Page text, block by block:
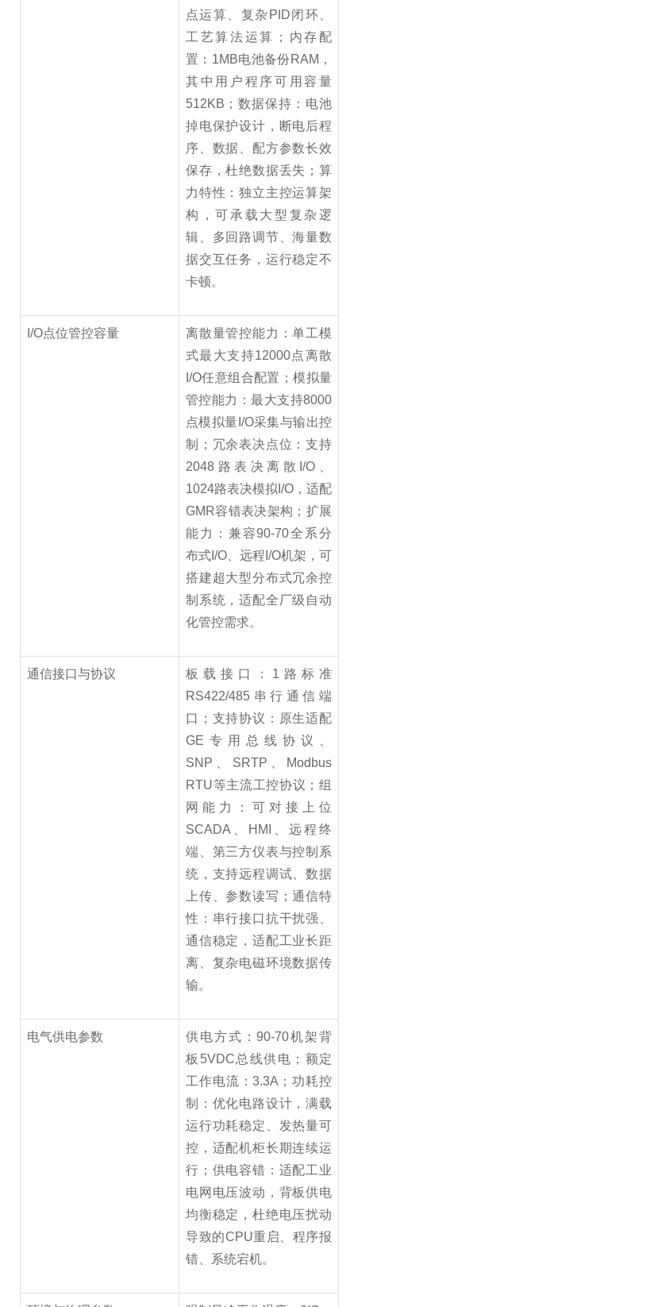
点运算、复杂PID闭环、
工艺算法运算；内存配
置：1MB电池备份RAM，
其中用户程序可用容量
512KB；数据保持：电池
掉电保护设计，断电后程
序、数据、配方参数长效
保存，杜绝数据丢失；算
力特性：独立主控运算架
构，可承载大型复杂逻
辑、多回路调节、海量数
据交互任务，运行稳定不
卡顿。
I/O点位管控容量
离散量管控能力：单工模
式最大支持12000点离散
I/O任意组合配置；模拟量
管控能力：最大支持8000
点模拟量I/O采集与输出控
制；冗余表决点位：支持
2048路表决离散I/O、
1024路表决模拟I/O，适配
GMR容错表决架构；扩展
能力：兼容90-70全系分
布式I/O、远程I/O机架，可
搭建超大型分布式冗余控
制系统，适配全厂级自动
化管控需求。
通信接口与协议
板载接口：1路标准
RS422/485串行通信端
口；支持协议：原生适配
GE专用总线协议、
SNP、SRTP、Modbus
RTU等主流工控协议；组
网能力：可对接上位
SCADA、HMI、远程终
端、第三方仪表与控制系
统，支持远程调试、数据
上传、参数读写；通信特
性：串行接口抗干扰强、
通信稳定，适配工业长距
离、复杂电磁环境数据传
输。
电气供电参数
供电方式：90-70机架背
板5VDC总线供电；额定
工作电流：3.3A；功耗控
制：优化电路设计，满载
运行功耗稳定、发热量可
控，适配机柜长期连续运
行；供电容错：适配工业
电网电压波动，背板供电
均衡稳定，杜绝电压扰动
导致的CPU重启、程序报
错、系统宕机。